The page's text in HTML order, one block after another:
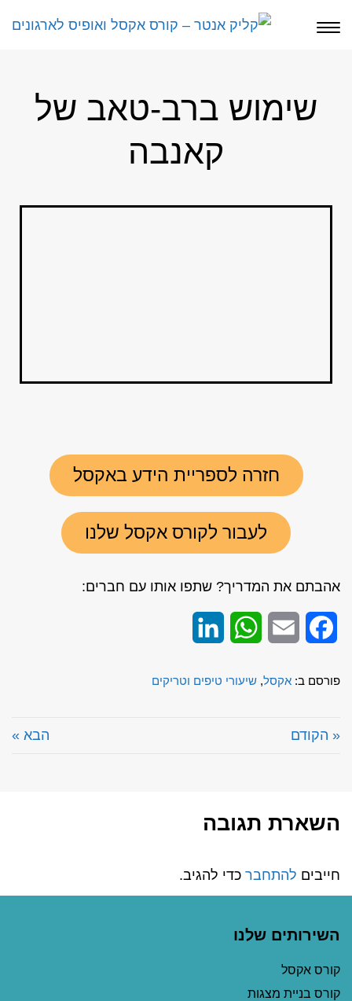
תפריט
שימוש ברב-טאב של
קאנבה
חזרה לספריית הידע באקסל
לעבור לקורס אקסל שלנו
אהבתם את המדריך? שתפו אותו עם חברים:
Facebook
Email
WhatsApp
פורסם ב: אקסל, שיעורי טיפים וטריקים
« הקודם הבא »
השארת תגובה
חייבים להתחבר כדי להגיב.
השירותים שלנו
קורס אקסל
קורס בניית מצגות